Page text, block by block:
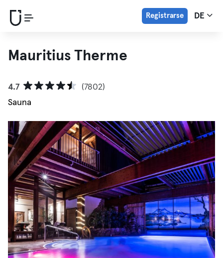
Registrarse DE
Mauritius Therme
4.7
(7802)
Sauna